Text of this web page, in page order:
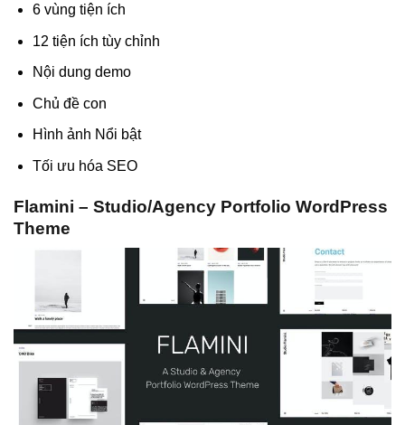
6 vùng tiện ích
12 tiện ích tùy chỉnh
Nội dung demo
Chủ đề con
Hình ảnh Nổi bật
Tối ưu hóa SEO
Flamini – Studio/Agency Portfolio WordPress
Theme